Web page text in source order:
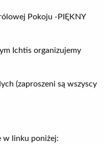
Pokoju -PIĘKNY
Ichtis organizujemy
(zaproszeni są wszyscy
w linku poniżej: